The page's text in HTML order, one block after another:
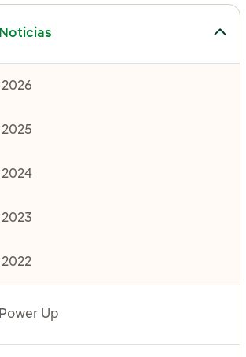
Noticias
Alternar el submenú para Noticias
2026
2025
2024
2023
2022
Power Up